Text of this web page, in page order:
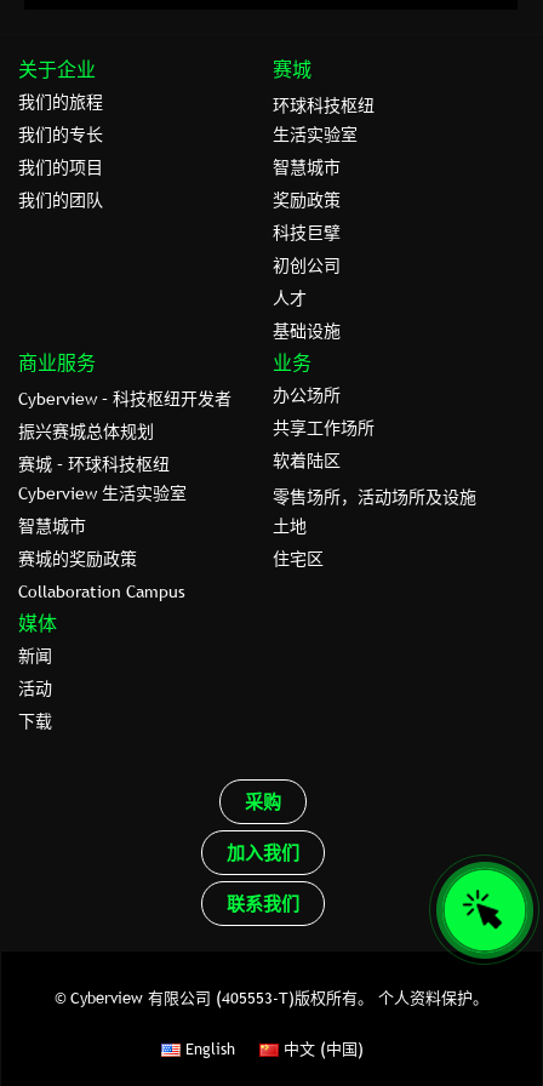
关于企业
我们的旅程
我们的专⻓
我们的项目
我们的团队
赛城
环球科技枢纽
生活实验室
智慧城市
奖励政策
科技巨擘
初创公司
人才
基础设施
商业服务
Cyberview – 科技枢纽开发者
振兴赛城总体规划
赛城 – 环球科技枢纽
Cyberview 生活实验室
智慧城市
赛城的奖励政策
Collaboration Campus
业务
办公场所
共享工作场所
软着陆区
零售场所，活动场所及设施
土地
住宅区
媒体
新闻
活动
下载
采购
加入我们
联系我们
© Cyberview 有限公司 (405553-T)版权所有。 个人资料保护。
English 中文 (中国)